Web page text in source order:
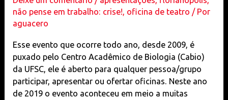
não pense em trabalho: crise!, oficina de teatro / Por
aguacero
Esse evento que ocorre todo ano, desde 2009, é
puxado pelo Centro Acadêmico de Biologia (Cabio)
da UFSC, ele é aberto para qualquer pessoa/grupo
participar, apresentar ou ofertar oficinas. Neste ano
de 2019 o evento aconteceu em meio a muitas